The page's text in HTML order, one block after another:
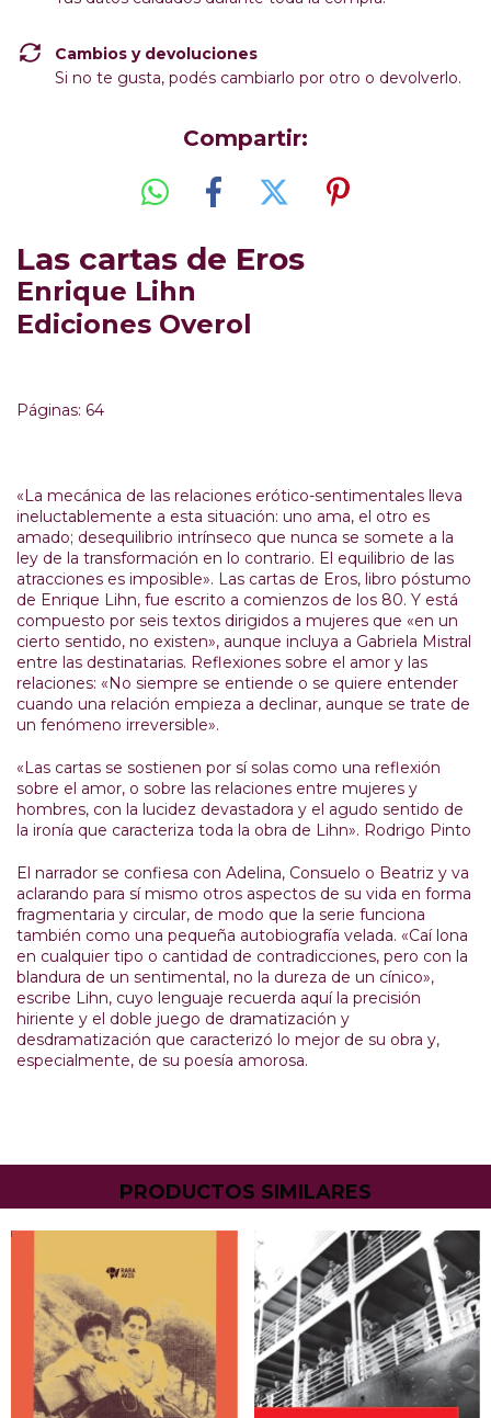
Cambios y devoluciones
Si no te gusta, podés cambiarlo por otro o devolverlo.
Compartir:
Las cartas de Eros
Enrique Lihn
Ediciones Overol
Páginas: 64
«La mecánica de las relaciones erótico-sentimentales lleva
ineluctablemente a esta situación: uno ama, el otro es
amado; desequilibrio intrínseco que nunca se somete a la
ley de la transformación en lo contrario. El equilibrio de las
atracciones es imposible». Las cartas de Eros, libro póstumo
de Enrique Lihn, fue escrito a comienzos de los 80. Y está
compuesto por seis textos dirigidos a mujeres que «en un
cierto sentido, no existen», aunque incluya a Gabriela Mistral
entre las destinatarias. Reflexiones sobre el amor y las
relaciones: «No siempre se entiende o se quiere entender
cuando una relación empieza a declinar, aunque se trate de
un fenómeno irreversible».
«Las cartas se sostienen por sí solas como una reflexión
sobre el amor, o sobre las relaciones entre mujeres y
hombres, con la lucidez devasta­dora y el agudo sentido de
la ironía que caracteriza toda la obra de Lihn». Rodrigo Pinto
El narrador se confiesa con Adelina, Consuelo o Beatriz y va
aclarando para sí mismo otros aspectos de su vida en forma
fragmentaria y circular, de modo que la serie funciona
también como una pequeña autobiografía velada. «Caí lona
en cual­quier tipo o cantidad de contradicciones, pero con la
blandura de un sentimental, no la dureza de un cínico»,
escribe Lihn, cuyo lenguaje recuer­da aquí la precisión
hiriente y el doble juego de dramatización y
desdramatización que caracte­rizó lo mejor de su obra y,
especialmente, de su poesía amorosa.
PRODUCTOS SIMILARES